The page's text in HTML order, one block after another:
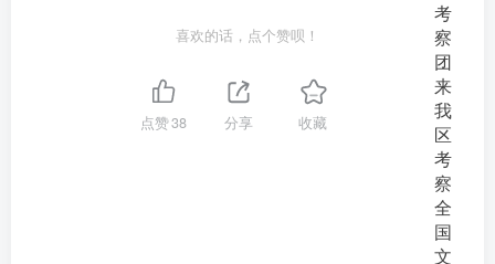
喜欢的话，点个赞呗！
点赞38 分享 收藏